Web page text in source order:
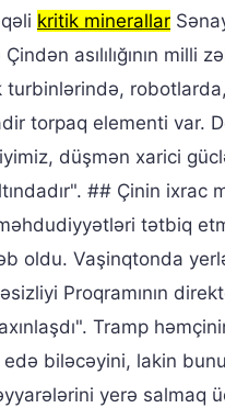
kritik minerallar
Çindən asılılığının milli
torpaq elementi var.
düşmən xarici
## Çinin
tətbiq
oldu. Vaşinqtonda
Proqramının
Tramp
biləcəyini, lakin
yerə salmaq